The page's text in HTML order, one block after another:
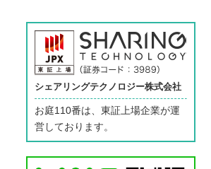
シェアリングテクノロジー株式会社
お庭110番は、東証上場企業が運
営しております。